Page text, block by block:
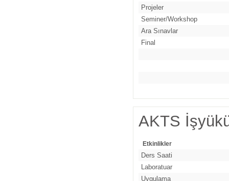
Projeler
Seminer/Workshop
Ara Sınavlar
Final
AKTS
Etkinlikler
Ders Saati
Laboratuar
Uygulama